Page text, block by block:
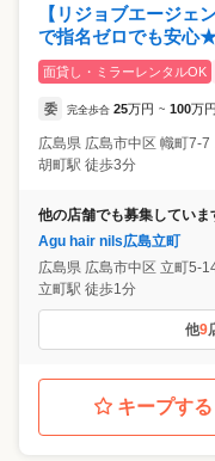
【リジョブエージェ
で指名ゼロでも安心
面貸し・ミラーレンタルOK
委 完全歩合 25万円 ~ 100万円
広島県 広島市中区 幟町7-7
胡町駅 徒歩3分
他の店舗でも募集していま
Agu hair nils広島立町
広島県 広島市中区 立町5-
立町駅 徒歩1分
他9
キープする